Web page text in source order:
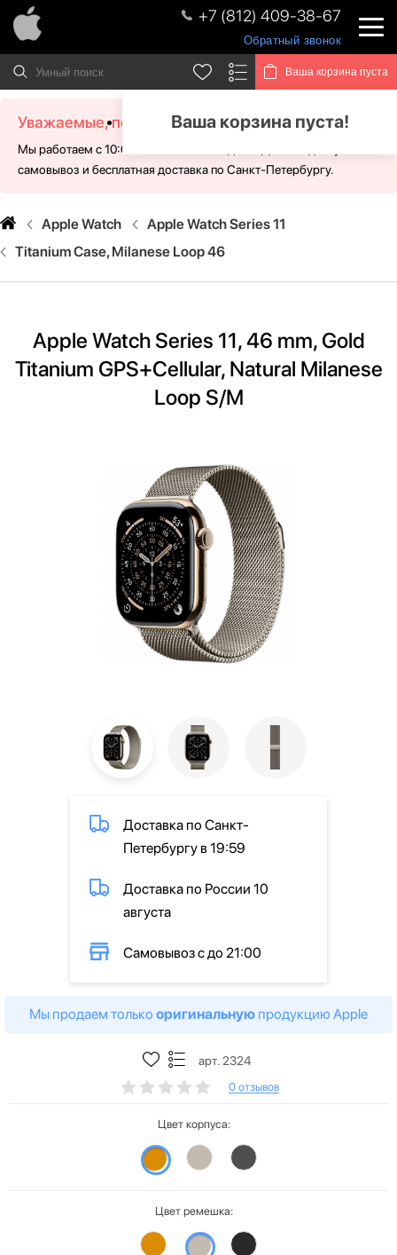
+7 (812) 409-38-67
Обратный звонок
Ваша корзина пуста
Ваша корзина пуста!
Уважаемые, посетители!
Мы работаем с 10:00 - 21:00 без выходных. Для Вас доступен
самовывоз и бесплатная доставка по Санкт-Петербургу.
Apple Watch
Apple Watch Series 11
Titanium Case, Milanese Loop 46
Apple Watch Series 11, 46 mm, Gold
Titanium GPS+Cellular, Natural Milanese
Loop S/M
Доставка по Санкт-
Петербургу в 19:59
Доставка по России 10
августа
Самовывоз с до 21:00
Мы продаем только оригинальную продукцию Apple
арт. 2324
0 отзывов
Цвет корпуса:
Цвет ремешка: